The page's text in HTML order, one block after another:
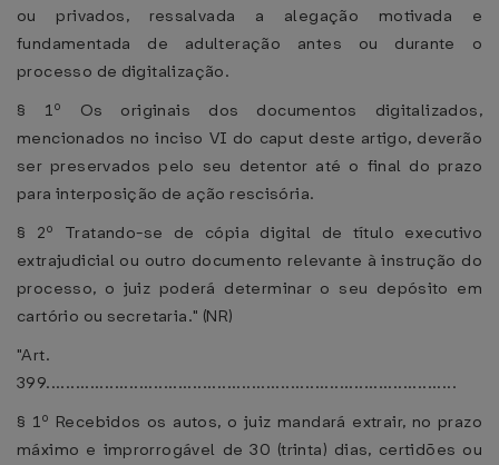
ou privados, ressalvada a alegação motivada e
fundamentada de adulteração antes ou durante o
processo de digitalização.
§ 1º Os originais dos documentos digitalizados,
mencionados no inciso VI do caput deste artigo, deverão
ser preservados pelo seu detentor até o final do prazo
para interposição de ação rescisória.
§ 2º Tratando-se de cópia digital de título executivo
extrajudicial ou outro documento relevante à instrução do
processo, o juiz poderá determinar o seu depósito em
cartório ou secretaria." (NR)
"Art.
399....................................................................................
§ 1º Recebidos os autos, o juiz mandará extrair, no prazo
máximo e improrrogável de 30 (trinta) dias, certidões ou